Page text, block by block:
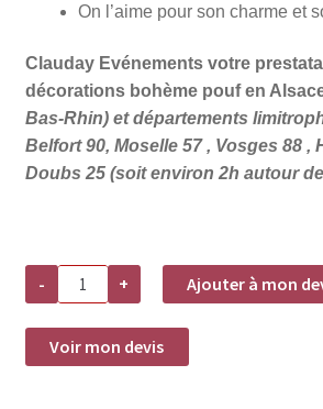
On l’aime pour son charme et
Clauday Evénements votre
décorations bohème pouf en
Bas-Rhin) et départements
Belfort 90, Moselle 57 , Vosges 88 ,
Doubs 25 (soit environ 2h autour
-
quantité
Location
pouf
rond
+ Ajouter à mon
Voir mon devis